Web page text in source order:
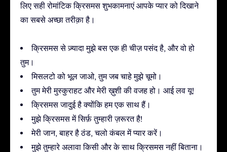
लिए सही रोमांटिक क्रिसमस शुभकामनाएं आपके प्यार को दिखाने
का सबसे अच्छा तरीक़ा है।
क्रिसमस से ज़्यादा मुझे बस एक ही चीज़ पसंद है, और वो हो
तुम।
मिसलटो को भूल जाओ, तुम जब चाहे मुझे चूमो।
तुम मेरी मुस्कुराहट और मेरी ख़ुशी की वजह हो। आई लव यू!
क्रिसमस जादुई है क्योंकि हम एक साथ हैं।
मुझे क्रिसमस में सिर्फ़ तुम्हारी ज़रूरत है!
मेरी जान, बाहर है ठंड, चलो कंबल में प्यार करें।
मुझे तुम्हारे अलावा किसी और के साथ क्रिसमस नहीं बिताना।